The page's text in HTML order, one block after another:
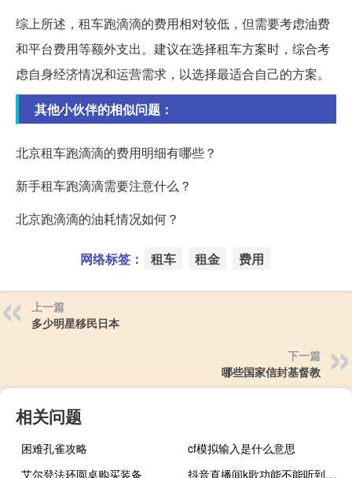
综上所述，租车跑滴滴的费用相对较低，但需要考虑油费
和平台费用等额外支出。建议在选择租车方案时，综合考
虑自身经济情况和运营需求，以选择最适合自己的方案。
其他小伙伴的相似问题：
北京租车跑滴滴的费用明细有哪些？
新手租车跑滴滴需要注意什么？
北京跑滴滴的油耗情况如何？
网络标签： 租车 租金 费用
上一篇
多少明星移民日本
下一篇
哪些国家信封基督教
相关问题
困难孔雀攻略
cf模拟输入是什么意思
艾尔登法环圆桌购买装备
抖音直播间k歌功能不能听到自己唱歌的声音吗